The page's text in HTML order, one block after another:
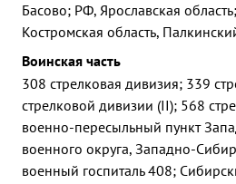
Басово; РФ, Ярославская
Костромская область,
Воинская часть
308 стрелковая дивизия; 339
стрелковой дивизии (II); 568
военно-пересыльный пункт
военного округа, Западно-
военный госпиталь 408;